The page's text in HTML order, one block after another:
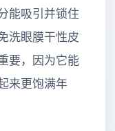
能吸引并锁住
洗眼膜干性皮
要，因为它能
来更饱满年